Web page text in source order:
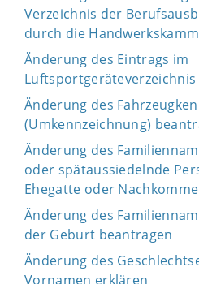
Verzeichnis der
durch die
Änderung des Eintrags im
Änderung des
(Umkennzeichnung)
Änderung des
oder spätaussiedelnde
Ehegatte oder
Änderung des
der Geburt beantragen
Änderung des
Vornamen erklären